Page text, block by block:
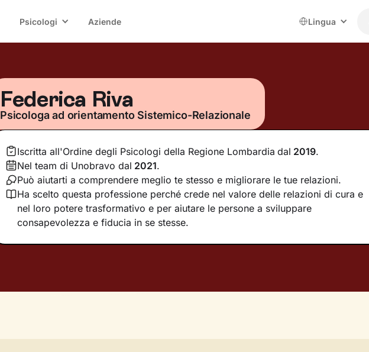
Psicologi Aziende Lingua
Federica Riva
Psicologa ad orientamento Sistemico-Relazionale
Iscritta all'Ordine degli Psicologi della Regione Lombardia dal 2019.
Nel team di Unobravo dal 2021.
Può aiutarti a comprendere meglio te stesso e migliorare le tue relazioni.
Ha scelto questa professione perché crede nel valore delle relazioni di cura e
nel loro potere trasformativo e per aiutare le persone a sviluppare
consapevolezza e fiducia in se stesse.